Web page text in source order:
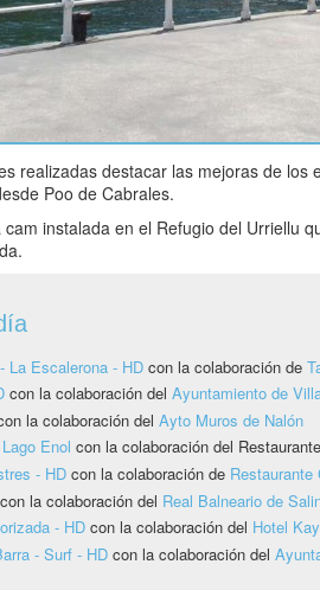
realizadas destacar las mejoras de los
Poo de Cabrales.
instalada en el Refugio del Urriellu
La Escalerona - HD con la colaboración de
con la colaboración del Ayuntamiento de
la colaboración del Ayto Muros de Nalón
Enol con la colaboración del
- HD con la colaboración de
con la colaboración del Real Balneario de
- HD con la colaboración del Hotel
- Surf - HD con la colaboración del